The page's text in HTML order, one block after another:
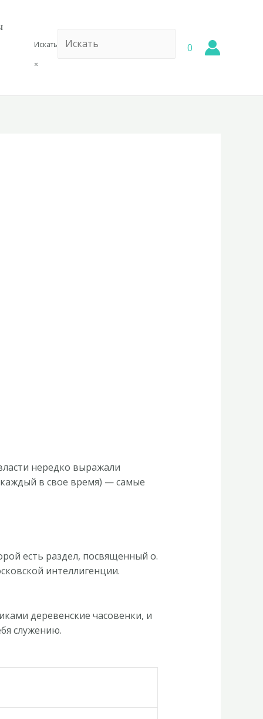
Искать
×
0
нередко выражали
в свое время) — самые
есть раздел, посвященный о.
интеллигенции.
деревенские часовенки, и
служению.